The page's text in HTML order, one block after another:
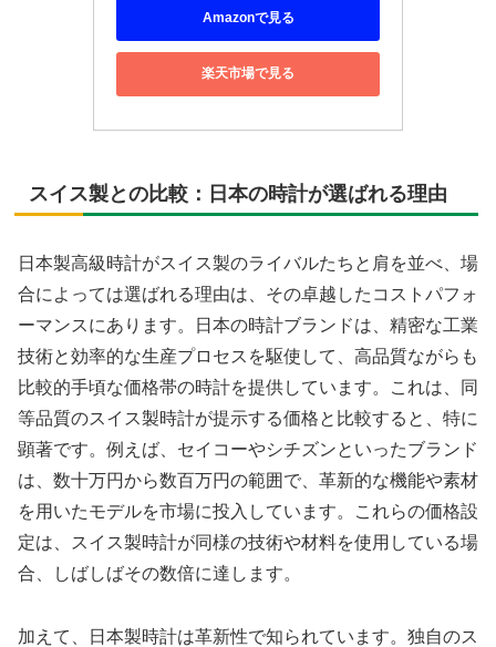
Amazonで見る
楽天市場で見る
スイス製との比較：日本の時計が選ばれる理由
日本製高級時計がスイス製のライバルたちと肩を並べ、場
合によっては選ばれる理由は、その卓越したコストパフォ
ーマンスにあります。日本の時計ブランドは、精密な工業
技術と効率的な生産プロセスを駆使して、高品質ながらも
比較的手頃な価格帯の時計を提供しています。これは、同
等品質のスイス製時計が提示する価格と比較すると、特に
顕著です。例えば、セイコーやシチズンといったブランド
は、数十万円から数百万円の範囲で、革新的な機能や素材
を用いたモデルを市場に投入しています。これらの価格設
定は、スイス製時計が同様の技術や材料を使用している場
合、しばしばその数倍に達します。
加えて、日本製時計は革新性で知られています。独自のス